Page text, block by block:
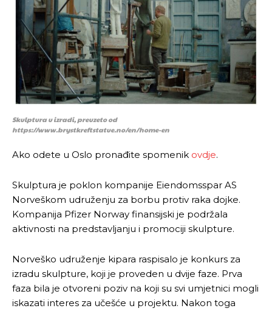
[wpuf_form id=”7463”]
[wpuf_form id=”7463”]
Skulptura u izradi, preuzeto od
https://www.brystkreftstatue.no/en/home-en
Ako odete u Oslo pronađite spomenik ovdje.
Skulptura je poklon kompanije Eiendomsspar AS
Norveškom udruženju za borbu protiv raka dojke.
Kompanija Pfizer Norway finansijski je podržala
aktivnosti na predstavljanju i promociji skulpture.
Norveško udruženje kipara raspisalo je konkurs za
izradu skulpture, koji je proveden u dvije faze. Prva
faza bila je otvoreni poziv na koji su svi umjetnici mogli
iskazati interes za učešće u projektu. Nakon toga